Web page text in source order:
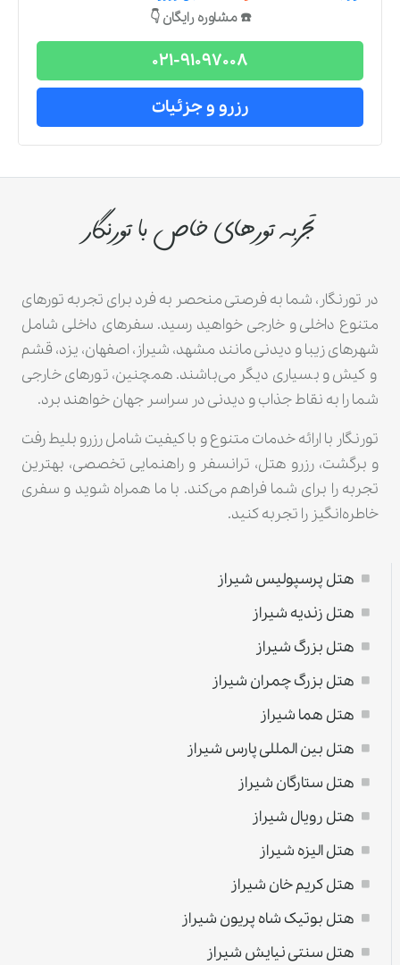
☎️ مشاوره رایگان 👇
021-91097008
رزرو و جزئیات
تجربه تورهای خاص با تورنگار
در تورنگار، شما به فرصتی منحصر به فرد برای تجربه تورهای
متنوع داخلی و خارجی خواهید رسید. سفرهای داخلی شامل
شهرهای زیبا و دیدنی مانند مشهد، شیراز، اصفهان، یزد، قشم
و کیش و بسیاری دیگر می‌باشند. همچنین، تورهای خارجی
شما را به نقاط جذاب و دیدنی در سراسر جهان خواهند برد.
تورنگار با ارائه خدمات متنوع و با کیفیت شامل رزرو بلیط رفت
و برگشت، رزرو هتل، ترانسفر و راهنمایی تخصصی، بهترین
تجربه را برای شما فراهم می‌کند. با ما همراه شوید و سفری
خاطره‌انگیز را تجربه کنید.
هتل پرسپولیس شیراز
هتل زندیه شیراز
هتل بزرگ شیراز
هتل بزرگ چمران شیراز
هتل هما شیراز
هتل بین المللی پارس شیراز
هتل ستارگان شیراز
هتل رویال شیراز
هتل الیزه شیراز
هتل کریم خان شیراز
هتل بوتیک شاه پریون شیراز
هتل سنتی نیایش شیراز